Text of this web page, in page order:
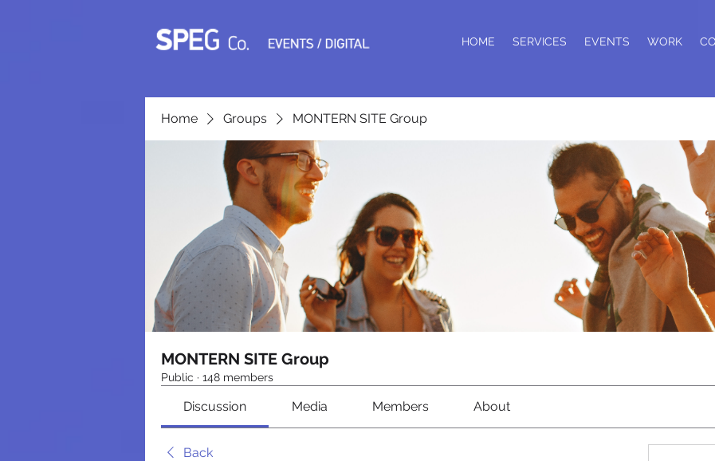
HOME SERVICES EVENTS WORK
Home Groups MONTERN SITE Group
MONTERN SITE Group
Public · 148 members
Discussion Media Members About
Back